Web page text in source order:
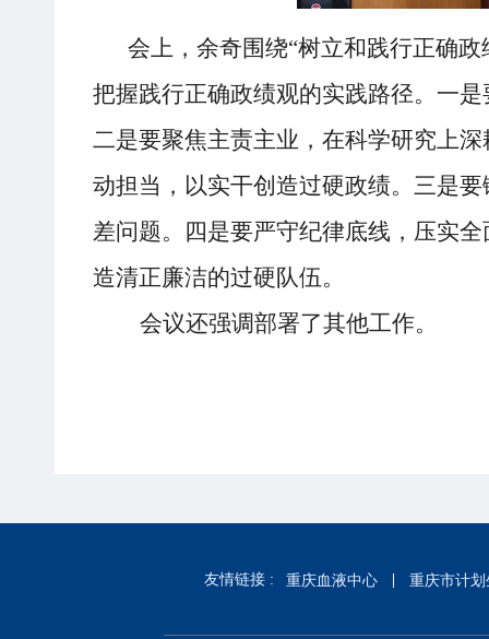
会上 ，余奇围绕“树立和践行正确政
把握践行正确政绩观的实践路径。一是
二是要聚焦主责主业， 在科学研究上
动担当， 以实干创造过硬政绩。三是要
差问题。 四是要严守纪律底线， 压实
造清正廉洁的过硬队伍。
会议还强调部署了其他工作。
友情链接 : 重庆血液中心 重庆市计